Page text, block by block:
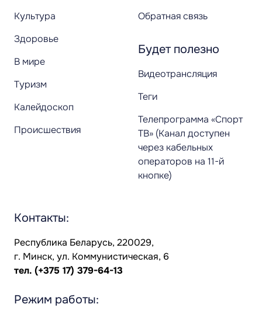
Культура
Здоровье
В мире
Туризм
Калейдоскоп
Происшествия
Обратная связь
Будет полезно
Видеотрансляция
Теги
Телепрограмма «Спорт
ТВ» (Канал доступен
через кабельных
операторов на 11-й
кнопке)
Контакты:
Республика Беларусь, 220029,
г. Минск, ул. Коммунистическая, 6
тел. (+375 17) 379-64-13
Режим работы: